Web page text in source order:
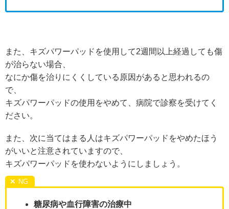
また、キズパワーパッドを使用して2週間以上経過しても傷
が治らない場合、
なにか傷を治りにくくしている原因があると思われるの
で、
キズパワーパッドの使用をやめて、病院で診察を受けてく
ださい。
また、次に当てはまる人はキズパワーパッドをやめたほう
がいいと注意されていますので、
キズパワーパッドを使わないようにしましょう。
糖尿病や血行障害の治療中